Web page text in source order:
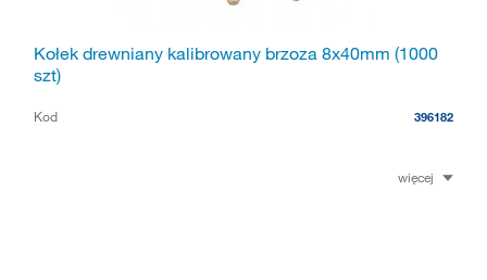
Kołek drewniany kalibrowany brzoza 8x40mm (1000
szt)
Kod 396182
więcej